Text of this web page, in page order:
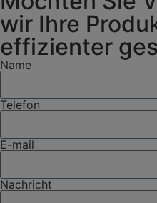
wir Ihre
effizienter
Name
Telefon
E-mail
Nachricht